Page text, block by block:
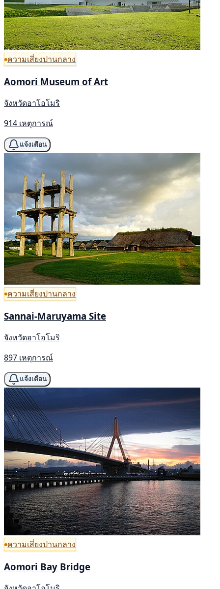
ความเสี่ยงปานกลาง
Aomori Museum of Art
จังหวัดอาโอโมริ
914 เหตุการณ์
แจ้งเตือน
ความเสี่ยงปานกลาง
Sannai-Maruyama Site
จังหวัดอาโอโมริ
897 เหตุการณ์
แจ้งเตือน
ความเสี่ยงปานกลาง
Aomori Bay Bridge